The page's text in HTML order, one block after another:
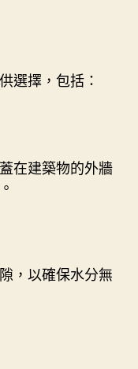
選擇，包括：
在建築物的外牆
，以確保水分無